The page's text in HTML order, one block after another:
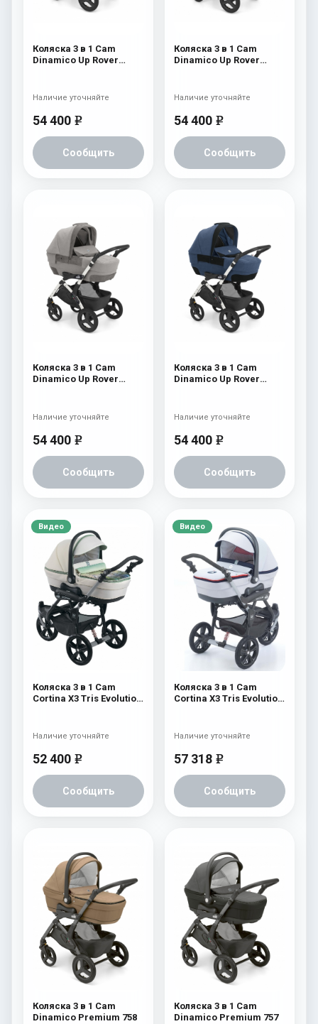
Коляска 3 в 1 Cam
Dinamico Up Rover
54 400 e
Сообщить
Наличие уточняйте
Коляска 3 в 1 Cam
Dinamico Up Rover
54 400 e
Сообщить
Наличие уточняйте
Коляска 3 в 1 Cam
Dinamico Up Rover
54 400 e
Сообщить
Наличие уточняйте
Коляска 3 в 1 Cam
Dinamico Up Rover
54 400 e
Сообщить
Наличие уточняйте
Видео
Коляска 3 в 1 Cam
Cortina X3 Tris Evolution
52 400 e
Сообщить
Наличие уточняйте
Видео
Коляска 3 в 1 Cam
Cortina X3 Tris Evolution
57 318 e
Сообщить
Наличие уточняйте
Коляска 3 в 1 Cam
Dinamico Premium 758
Коляска 3 в 1 Cam
Dinamico Premium 757